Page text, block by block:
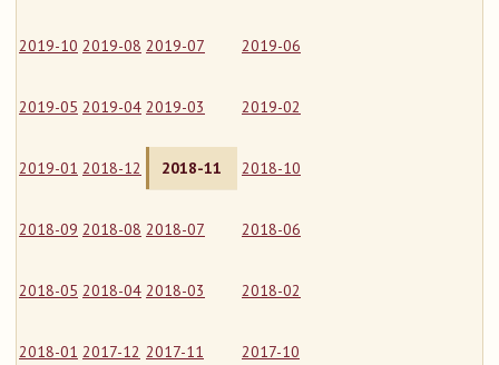
2019-10 2019-08 2019-07 2019-06
2019-05 2019-04 2019-03 2019-02
2019-01 2018-12 2018-11 2018-10
2018-09 2018-08 2018-07 2018-06
2018-05 2018-04 2018-03 2018-02
2018-01 2017-12 2017-11 2017-10